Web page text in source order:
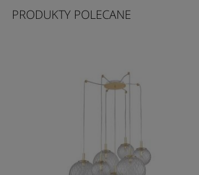
PRODUKTY POLECANE